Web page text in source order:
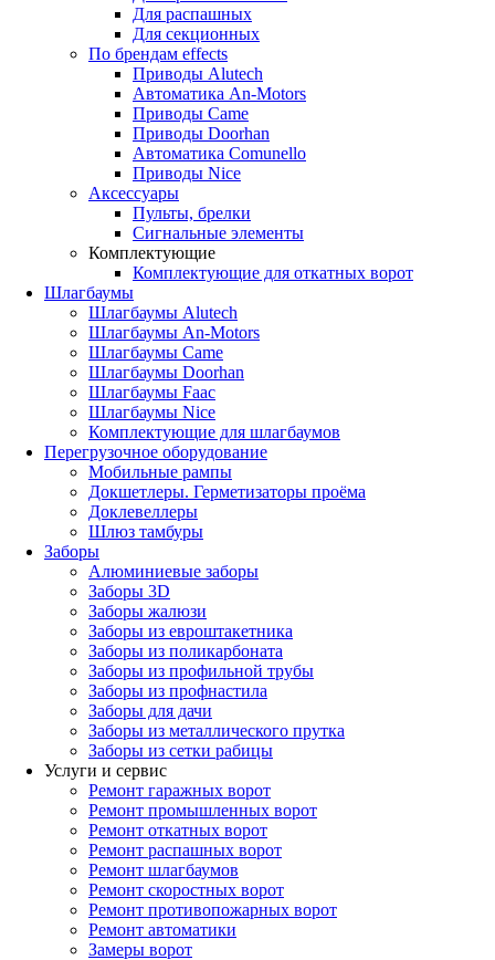
Для распашных
Для секционных
По брендам effects
Приводы Alutech
Автоматика An-Motors
Приводы Came
Приводы Doorhan
Автоматика Comunello
Приводы Nice
Аксессуары
Пульты, брелки
Сигнальные элементы
Комплектующие
Комплектующие для откатных ворот
Шлагбаумы
Шлагбаумы Alutech
Шлагбаумы An-Motors
Шлагбаумы Came
Шлагбаумы Doorhan
Шлагбаумы Faac
Шлагбаумы Nice
Комплектующие для шлагбаумов
Перегрузочное оборудование
Мобильные рампы
Докшетлеры. Герметизаторы проёма
Доклевеллеры
Шлюз тамбуры
Заборы
Алюминиевые заборы
Заборы 3D
Заборы жалюзи
Заборы из евроштакетника
Заборы из поликарбоната
Заборы из профильной трубы
Заборы из профнастила
Заборы для дачи
Заборы из металлического прутка
Заборы из сетки рабицы
Услуги и сервис
Ремонт гаражных ворот
Ремонт промышленных ворот
Ремонт откатных ворот
Ремонт распашных ворот
Ремонт шлагбаумов
Ремонт скоростных ворот
Ремонт противопожарных ворот
Ремонт автоматики
Замеры ворот